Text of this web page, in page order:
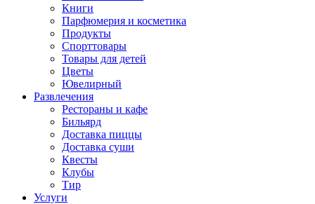
Книги
Парфюмерия и косметика
Продукты
Спорттовары
Товары для детей
Цветы
Ювелирный
Развлечения
Рестораны и кафе
Бильярд
Доставка пиццы
Доставка суши
Квесты
Клубы
Тир
Услуги